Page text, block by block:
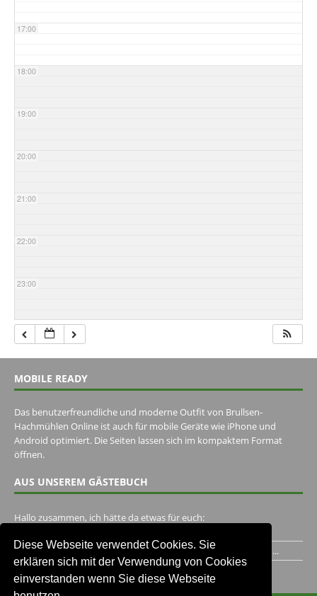
Diese Webseite verwendet Cookies. Sie
erklären sich mit der Verwendung von Cookies
einverstanden wenn Sie diese Webseite
17:00
18:00
19:00
20:00
21:00
22:00
23:00
MOBILE READY
Das benutzerfreundliche und moderne Outfit von Brullsen-
Hachmühlen Online ist auch für mobile Geräte wie iPhone und
Android optimiert. Die Seiten lassen sich im kompaktem Format
öffnen.
AUS UNSEREM GÄSTEBUCH
Hallo zusammen, ich hätte da etwas für euch:
Ich habe ein Jahr im Gasthaus Hugo Pape verbracht..Habe ihn...
Unser Gästebuch besuchen